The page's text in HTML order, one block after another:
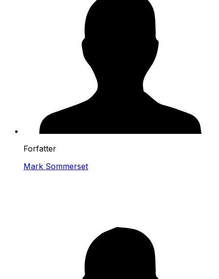
Forfatter
Mark Sommerset